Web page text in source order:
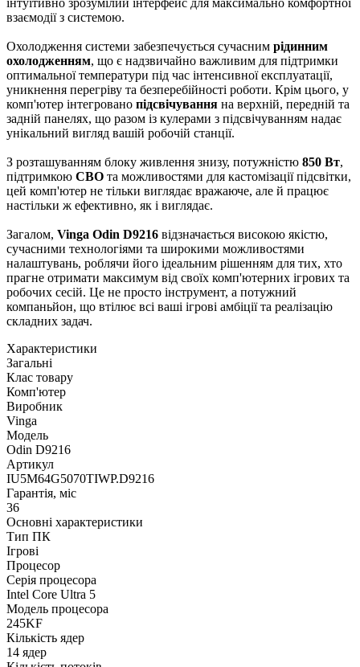
інтуїтивно зрозумілий інтерфейс для максимально комфортної
взаємодії з системою.
Охолодження системи забезпечується сучасним рідинним
охолодженням, що є надзвичайно важливим для підтримки
оптимальної температури під час інтенсивної експлуатації,
уникнення перегріву та безперебійності роботи. Крім цього, у
комп'ютер інтегровано підсвічування на верхній, передній та
задній панелях, що разом із кулерами з підсвічуванням надає
унікальний вигляд вашій робочій станції.
З розташуванням блоку живлення знизу, потужністю 850 Вт,
підтримкою СВО та можливостями для кастомізації підсвітки,
цей комп'ютер не тільки виглядає вражаюче, але й працює
настільки ж ефективно, як і виглядає.
Загалом, Vinga Odin D9216 відзначається високою якістю,
сучасними технологіями та широкими можливостями
налаштувань, роблячи його ідеальним рішенням для тих, хто
прагне отримати максимум від своїх комп'ютерних ігрових та
робочих сесій. Це не просто інструмент, а потужний
компаньйон, що втілює всі ваші ігрові амбіції та реалізацію
складних задач.
Характеристики
Загальні
Клас товару
Комп'ютер
Виробник
Vinga
Модель
Odin D9216
Артикул
IU5M64G5070TIWP.D9216
Гарантія, міс
36
Основні характеристики
Тип ПК
Ігрові
Процесор
Серія процесора
Intel Core Ultra 5
Модель процесора
245KF
Кількість ядер
14 ядер